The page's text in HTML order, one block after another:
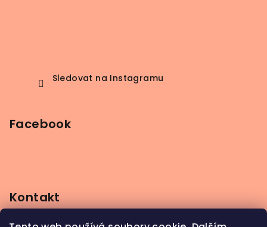
Sledovat na Instagramu
Facebook
Kontakt